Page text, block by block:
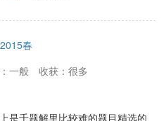
2015春
一般
收获：很多
是千题解里比较难的题目精选的